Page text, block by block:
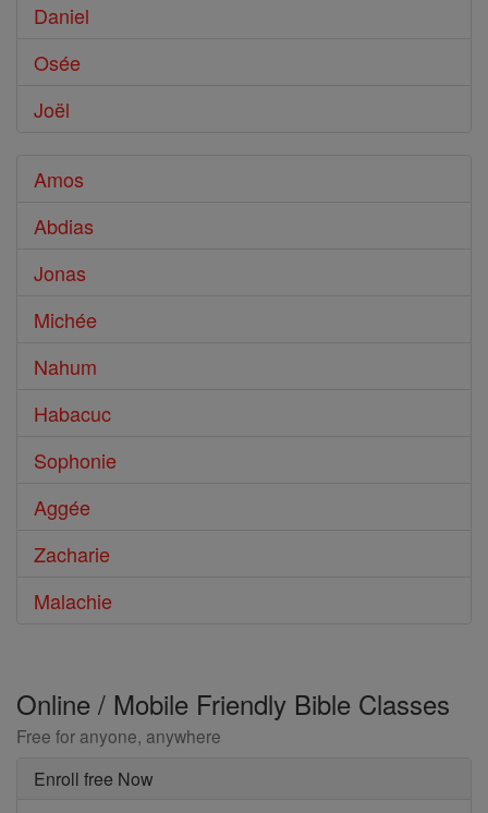
Daniel
Osée
Joël
Amos
Abdias
Jonas
Michée
Nahum
Habacuc
Sophonie
Aggée
Zacharie
Malachie
Online / Mobile Friendly Bible Classes
Free for anyone, anywhere
Enroll free Now